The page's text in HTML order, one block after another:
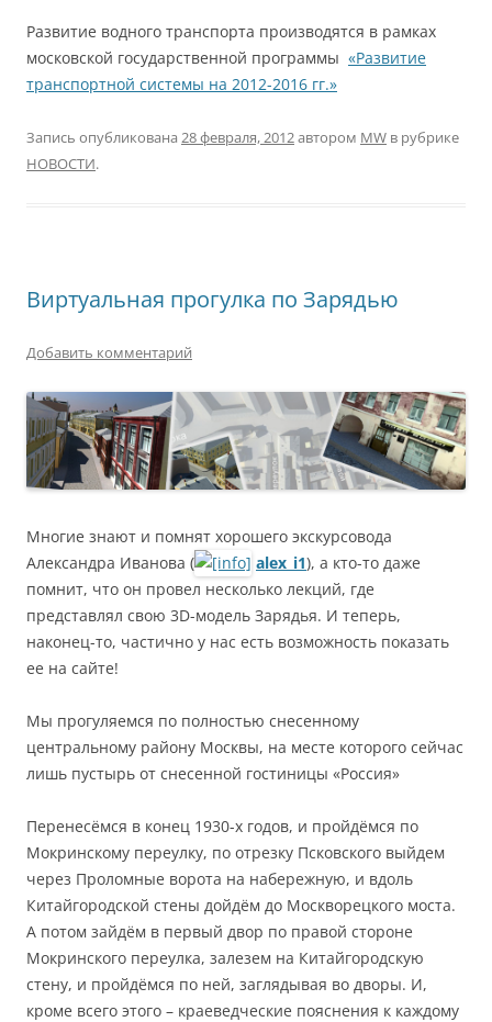
Развитие водного транспорта производятся в рамках
московской государственной программы «Развитие
транспортной системы на 2012-2016 гг.»
Запись опубликована 28 февраля, 2012автором MW в рубрике
НОВОСТИ.
Виртуальная прогулка по Зарядью
Добавить комментарий
Многие знают и помнят хорошего экскурсовода
Александра Иванова (
alex_i1), а кто-то даже
помнит, что он провел несколько лекций, где
представлял свою 3D-модель Зарядья. И теперь,
наконец-то, частично у нас есть возможность показать
ее на сайте!
Мы прогуляемся по полностью снесенному
центральному району Москвы, на месте которого сейчас
лишь пустырь от снесенной гостиницы «Россия»
Перенесёмся в конец 1930-х годов, и пройдёмся по
Мокринскому переулку, по отрезку Псковского выйдем
через Проломные ворота на набережную, и вдоль
Китайгородской стены дойдём до Москворецкого моста.
А потом зайдём в первый двор по правой стороне
Мокринского переулка, залезем на Китайгородскую
стену, и пройдёмся по ней, заглядывая во дворы. И,
кроме всего этого – краеведческие пояснения к каждому